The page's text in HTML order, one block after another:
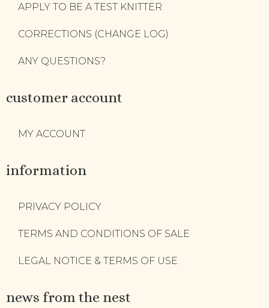
APPLY TO BE A TEST KNITTER
CORRECTIONS (CHANGE LOG)
ANY QUESTIONS?
customer account
MY ACCOUNT
information
PRIVACY POLICY
TERMS AND CONDITIONS OF SALE
LEGAL NOTICE & TERMS OF USE
news from the nest